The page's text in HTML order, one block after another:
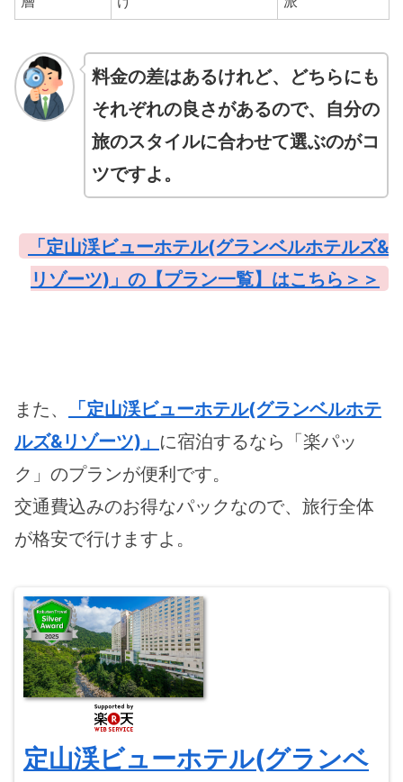
料金の差はあるけれど、どちらにも
それぞれの良さがあるので、自分の
旅のスタイルに合わせて選ぶのがコ
ツですよ。
「定山渓ビューホテル(グランベルホテルズ&
リゾーツ)」の【プラン一覧】はこちら＞＞
また、
「定山渓ビューホテル(グランベルホテ
ルズ&リゾーツ)」 に宿泊するなら「楽パッ
ク」のプランが便利です。
交通費込みのお得なパックなので、旅行全体
が格安で行けますよ。
定山渓ビューホテル(グランベ